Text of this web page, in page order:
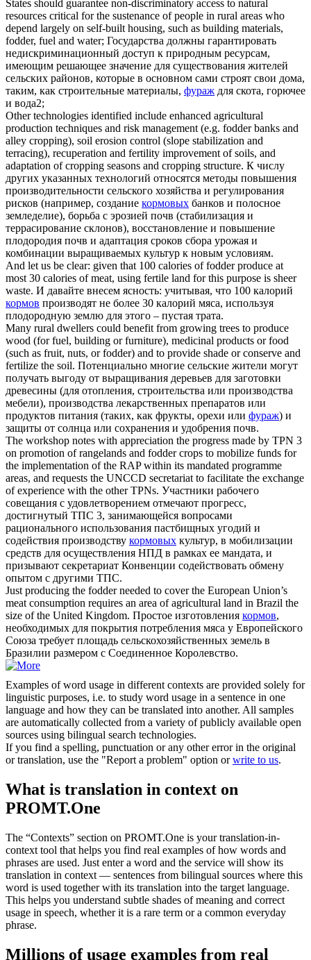
States should guarantee non-discriminatory access to natural
resources critical for the sustenance of people in rural areas who
depend largely on self-built housing, such as building materials,
fodder, fuel and water; Государства должны гарантировать
недискриминационный доступ к природным ресурсам,
имеющим решающее значение для существования жителей
сельских районов, которые в основном сами строят свои дома,
таким, как строительные материалы, фураж для скота, горючее
и вода2;
Other technologies identified include enhanced agricultural
production techniques and risk management (e.g. fodderbanks and
alley cropping), soil erosion control (slope stabilization and
terracing), recuperation and fertility improvement of soils, and
adaptation of cropping seasons and cropping structure. К числу
других указанных технологий относятся методы повышения
производительности сельского хозяйства и регулирования
рисков (например, создание кормовых банков и полосное
земледелие), борьба с эрозией почв (стабилизация и
террасирование склонов), восстановление и повышение
плодородия почв и адаптация сроков сбора урожая и
комбинации выращиваемых культур к новым условиям.
And let us be clear: given that 100 calories offodderproduce at
most 30 calories of meat, using fertile land for this purpose is sheer
waste. И давайте внесем ясность: учитывая, что 100 калорий
кормов производят не более 30 калорий мяса, используя
плодородную землю для этого – пустая трата.
Many rural dwellers could benefit from growing trees to produce
wood (for fuel, building or furniture), medicinal products or food
(such as fruit, nuts, orfodder) and to provide shade or conserve and
fertilize the soil. Потенциально многие сельские жители могут
получать выгоду от выращивания деревьев для заготовки
древесины (для отопления, строительства или производства
мебели), производства лекарственных препаратов или
продуктов питания (таких, как фрукты, орехи или фураж) и
защиты от солнца или сохранения и удобрения почв.
The workshop notes with appreciation the progress made by TPN 3
on promotion of rangelands and foddercrops to mobilize funds for
the implementation of the RAP within its mandated programme
areas, and requests the UNCCD secretariat to facilitate the exchange
of experience with the other TPNs. Участники рабочего
совещания с удовлетворением отмечают прогресс,
достигнутый ТПС 3, занимающейся вопросами
рационального использования пастбищных угодий и
содействия производству кормовых культур, в мобилизации
средств для осуществления НПД в рамках ее мандата, и
призывают секретариат Конвенции содействовать обмену
опытом с другими ТПС.
Just producing the fodderneeded to cover the European Union’s
meat consumption requires an area of agricultural land in Brazil the
size of the United Kingdom. Простое изготовления кормов,
необходимых для покрытия потребления мяса у Европейского
Союза требует площадь сельскохозяйственных земель в
Бразилии размером с Соединенное Королевство.
Examples of word usage in different contexts are provided solely for
linguistic purposes, i.e. to study word usage in a sentence in one
language and how they can be translated into another. All samples
are automatically collected from a variety of publicly available open
sources using bilingual search technologies.
If you find a spelling, punctuation or any other error in the original
or translation, use the "Report a problem" option orwrite to us.
What is translation in context on
PROMT.One
The “Contexts” section on PROMT.One is your translation-in-
context tool that helps you find real examples of how words and
phrases are used. Just enter a word and the service will show its
translation in context — sentences from bilingual sources where this
word is used together with its translation into the target language.
This helps you understand subtle shades of meaning and correct
usage in speech, whether it is a rare term or a common everyday
phrase.
Millions of usage examples from real